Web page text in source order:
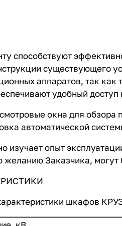
способствуют
существующего
аппаратов, так как
удобный
окна для
автоматической
изучает опыт
желанию Заказчика, могут
шкафов